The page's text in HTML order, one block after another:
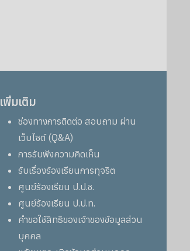
เพิ่มเติม
ช่องทางการติดต่อ สอบถาม ผ่าน
เว็บไซต์ (Q&A)
การรับฟังความคิดเห็น
รับเรื่องร้องเรียนการทุจริต
ศูนย์ร้องเรียน ป.ป.ช.
ศูนย์ร้องเรียน ป.ป.ท.
คำขอใช้สิทธิของเจ้าของข้อมูลส่วน
บุคคล